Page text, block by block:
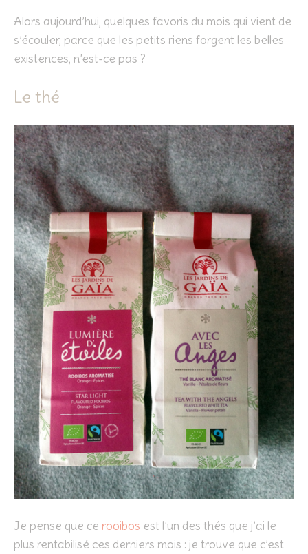
Alors aujourd’hui, quelques favoris du mois qui vient de
s’écouler, parce que les petits riens forgent les belles
existences, n’est-ce pas ?
Le thé
Je pense que ce rooibos est l’un des thés que j’ai le
plus rentabilisé ces derniers mois : je trouve que c’est